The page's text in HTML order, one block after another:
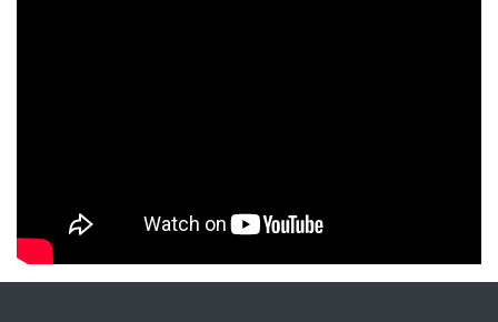
NYXmag 2. Yaş Kutlama Etkinliği